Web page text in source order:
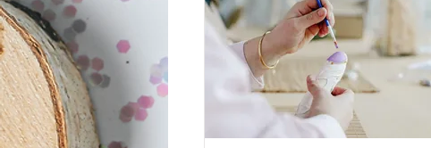
babyshower
Lubbeek